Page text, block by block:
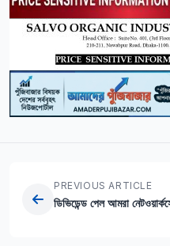
PREVIOUS ARTICLE
ডিভিডেন্ড পেল আমরা